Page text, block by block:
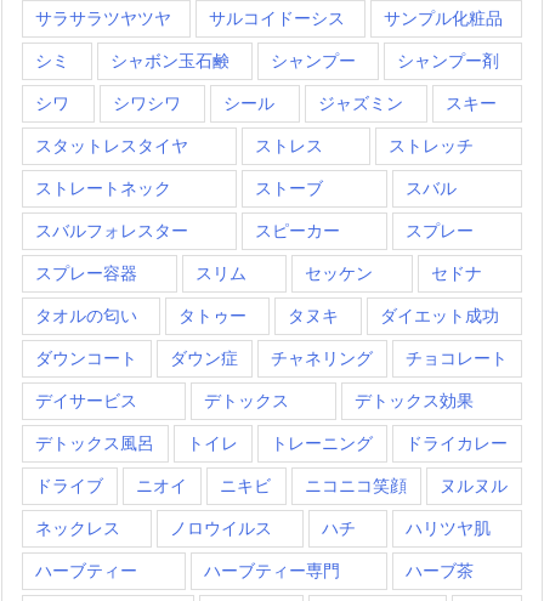
サラサラツヤツヤ サルコイドーシス サンプル化粧品
シミ シャボン玉石鹸 シャンプー シャンプー剤
シワ シワシワ シール ジャズミン スキー
スタットレスタイヤ ストレス ストレッチ
ストレートネック ストーブ スバル
スバルフォレスター スピーカー スプレー
スプレー容器 スリム セッケン セドナ
タオルの匂い タトゥー タヌキ ダイエット成功
ダウンコート ダウン症 チャネリング チョコレート
デイサービス デトックス デトックス効果
デトックス風呂 トイレ トレーニング ドライカレー
ドライブ ニオイ ニキビ ニコニコ笑顔 ヌルヌル
ネックレス ノロウイルス ハチ ハリツヤ肌
ハーブティー ハーブティー専門 ハーブ茶